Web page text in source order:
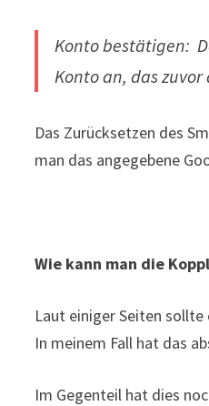
Konto bestätigen:
Konto an, das
Das Zurücksetzen des
man das angegebene
Wie kann man die
Laut einiger Seiten
In meinem Fall hat das
Im Gegenteil hat dies